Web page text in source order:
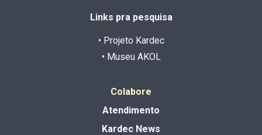
Links pra pesquisa
• Projeto Kardec
• Museu AKOL
Colabore
Atendimento
Kardec News